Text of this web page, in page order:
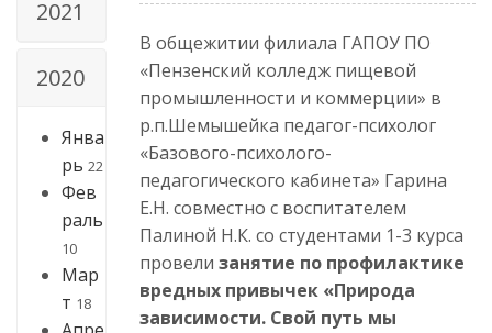
2021
2020
Янва
рь 22
Фев
раль
10
Мар
т 18
В общежитии филиала ГАПОУ ПО
«Пензенский колледж пищевой
промышленности и коммерции» в
р.п.Шемышейка педагог-психолог
«Базового-психолого-
педагогического кабинета» Гарина
Е.Н. совместно с воспитателем
Палиной Н.К. со студентами 1-3 курса
провели занятие по профилактике
вредных привычек «Природа
зависимости. Свой путь мы